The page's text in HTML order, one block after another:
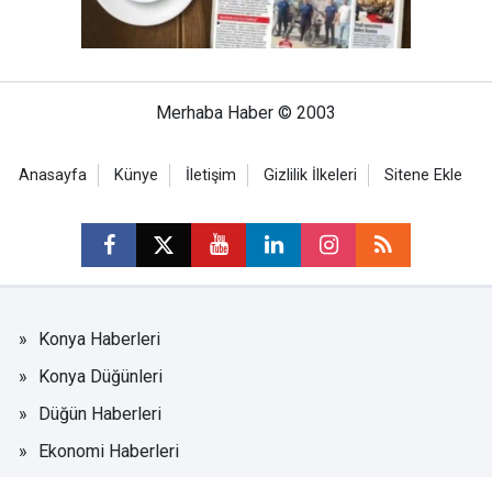
Merhaba Haber © 2003
Anasayfa Künye İletişim Gizlilik İlkeleri Sitene Ekle
Konya Haberleri
Konya Düğünleri
Düğün Haberleri
Ekonomi Haberleri